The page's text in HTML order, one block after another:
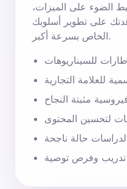
الضوء على الميزات،
على تطوير أسلوبك
الخاص بسرعة أكبر.
للسيناريوهات
للعلامة التجارية
مثبتة النجاح
لتحسين المحتوى
حالة ناجحة
وفرص توصية